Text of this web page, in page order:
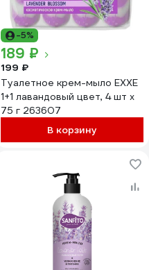
-5%
189 ₽
199 ₽
Туалетное крем-мыло EXXE
1+1 лавандовый цвет, 4 шт x
75 г 263607
В корзину